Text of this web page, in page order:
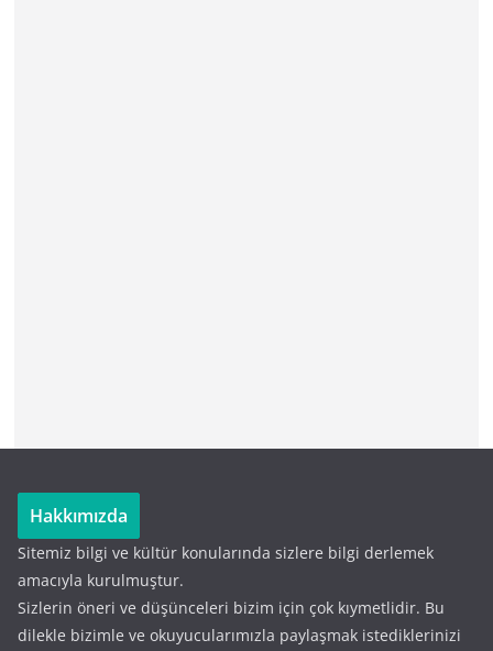
Hakkımızda
Sitemiz bilgi ve kültür konularında sizlere bilgi derlemek
amacıyla kurulmuştur.
Sizlerin öneri ve düşünceleri bizim için çok kıymetlidir. Bu
dilekle bizimle ve okuyucularımızla paylaşmak istediklerinizi